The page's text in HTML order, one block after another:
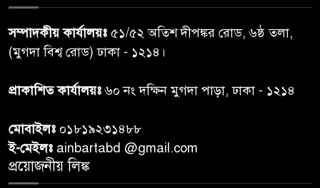
ঝড়বৃষ্টির পূর্বাভাস
৭
প্রধানমন্ত্রীর সঙ্গে দেখা করে স্বপ্নপূরণ
অনুশ্রীর, মিলল হারমোনিয়াম
৮
২০ আগস্ট রাষ্ট্রপতি নির্বাচন,
৯
সম্পাদকীয় কার্যালয়ঃ ৫১/৫২ অতিশ দীপঙ্কর রোড, ৬ষ্ঠ তলা,
(মুগদা বিশ্ব রোড) ঢাকা - ১২১৪।
প্রাকাশিত কার্যালয়ঃ৬০ নং দক্ষিন মুগদা পাড়া, ঢাকা - ১২১৪
মোবাইলঃ ০১৮১৯২৩১৪৮৮
ই-মেইলঃ ainbartabd @gmail.com
প্রয়োজনীয় লিঙ্ক